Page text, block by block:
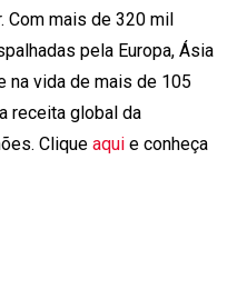
Com mais de 320 mil
pela Europa, Ásia
na vida de mais de 105
receita global da
Clique aqui e conheça